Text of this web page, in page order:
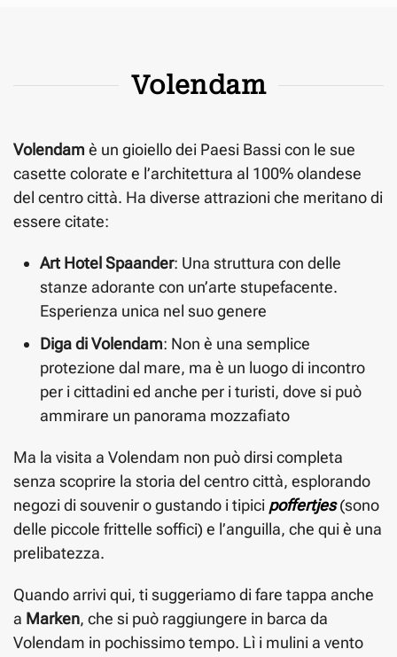
Volendam
Volendam è un gioiello dei Paesi Bassi con le sue
casette colorate e l’architettura al 100% olandese
del centro città. Ha diverse attrazioni che meritano di
essere citate:
Art Hotel Spaander: Una struttura con delle
stanze adorante con un’arte stupefacente.
Esperienza unica nel suo genere
Diga di Volendam: Non è una semplice
protezione dal mare, ma è un luogo di incontro
per i cittadini ed anche per i turisti, dove si può
ammirare un panorama mozzafiato
Ma la visita a Volendam non può dirsi completa
senza scoprire la storia del centro città, esplorando
negozi di souvenir o gustando i tipici poffertjes(sono
delle piccole frittelle soffici) e l’anguilla, che qui è una
prelibatezza.
Quando arrivi qui, ti suggeriamo di fare tappa anche
a Marken, che si può raggiungere in barca da
Volendam in pochissimo tempo. Lì i mulini a vento